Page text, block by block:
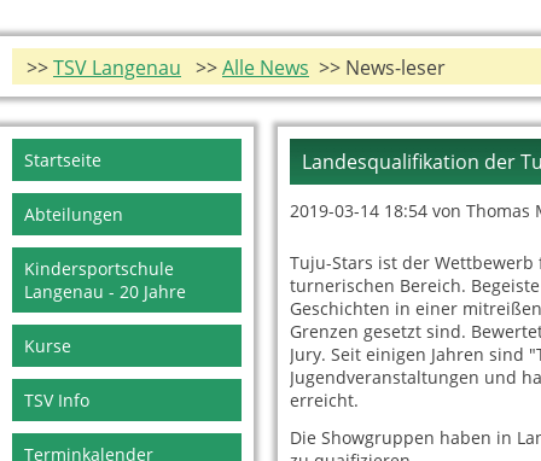
>>TSV Langenau >>Alle News >> News-leser
Landesqualifikation der
2019-03-14 18:54 von Thomas
Tuju-Stars ist der
turnerischen Bereich.
Geschichten in einer
Grenzen gesetzt sind.
Jury. Seit einigen Jahren sind
Jugendveranstaltungen und
erreicht.
Die Showgruppen haben in
Navigation
überspringen
Startseite
Abteilungen
Kindersportschule
Langenau - 20 Jahre
Kurse
TSV Info
Terminkalender